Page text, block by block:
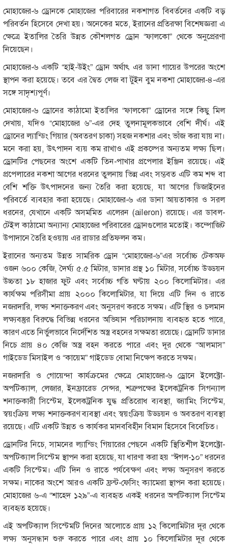
মোহাজের-৬ ড্রোনকে মোহাজের পরিবারের নকশাগত বিবর্তনের একটি বড়
পরিবর্তন হিসেবে দেখা হয়। অনেকের মতে, ইরানের প্রতিরক্ষা বিশেষজ্ঞরা এ
ক্ষেত্রে ইতালির তৈরি উন্নত কৌশলগত ড্রোন “ফালকো” থেকে অনুপ্রেরণা
নিয়েছেন।
মোহাজের-৬ একটি “হাই-উইং” ড্রোন অর্থাৎ এর ডানা গায়ের উপরের অংশে
স্থাপন করা হয়েছে। তবে এর দ্বৈত লেজ বা টুইন বুম নকশা মোহাজের-৪-এর
সঙ্গে সাদৃশ্যপূর্ণ।
মোহাজের-৬ ড্রোনের কাঠামো ইতালির “ফালকো” ড্রোনের সঙ্গে কিছু মিল
দেখায়, যদিও “মোহাজের ৬”-এর দেহ তুলনামূলকভাবে বেশি দীর্ঘ। এই
ড্রোনের ল্যান্ডিং গিয়ার (অবতরণ চাকা) সহজ নকশার এবং ভাঁজ করা যায় না।
মনে করা হয়, উৎপাদন ব্যয় কম রাখাও এই প্রকল্পের অন্যতম লক্ষ্য ছিল।
ড্রোনটির পেছনের অংশে একটি তিন-পাখার প্রপেলার ইঞ্জিন রয়েছে। এই
প্রপেলারের নকশা আগের ধরনের তুলনায় ভিন্ন এবং সম্ভবত এটি কম শব্দ বা
বেশি শক্তি উৎপাদনের জন্য তৈরি করা হয়েছে, যা আগের ডিজাইনের
পরিবর্তে ব্যবহার করা হয়েছে। মোহাজের-৬ এর ডানা আয়তাকার ও সরল
ধরনের, যেখানে একটি অসমমিত এলেরন (aileron) রয়েছে। এর ডাবল-
টেইল কাঠামো অন্যান্য মোহাজের পরিবারের ড্রোনগুলোর মতোই। কম্পোজিট
উপাদানে তৈরি হওয়ায় এর রাডার প্রতিফলন কম।
ইরানের অন্যতম উন্নত সামরিক ড্রোন “মোহাজের-৬”এর সর্বোচ্চ টেকঅফ
ওজন ৬০০ কেজি, দৈর্ঘ্য ৫.৫ মিটার, ডানার প্রস্থ ১০ মিটার, সর্বোচ্চ উড্ডয়ন
উচ্চতা ১৮ হাজার ফুট এবং সর্বোচ্চ গতি ঘণ্টায় ২০০ কিলোমিটার। এর
কার্যক্ষম পরিসীমা প্রায় ২০০০ কিলোমিটার, যা দিয়ে এটি দিন ও রাতে
নজরদারি, লক্ষ্য শনাক্তকরণ এবং অনুসরণ করতে সক্ষম। এটি স্থির ও চলমান
লক্ষ্যবস্তুর বিরুদ্ধে বিভিন্ন ধরনের অভিযান পরিচালনায় ব্যবহৃত হতে পারে,
কারণ এতে নির্ভুলভাবে নির্দেশিত অস্ত্র বহনের সক্ষমতা রয়েছে। ড্রোনটি ডানার
নিচে প্রায় ৪০ কেজি অস্ত্র বহন করতে পারে এবং দূর থেকে “আলমাস”
গাইডেড মিসাইল ও “কায়েম” গাইডেড বোমা নিক্ষেপ করতে সক্ষম।
নজরদারি ও গোয়েন্দা কার্যক্রমের ক্ষেত্রে মোহাজের-৬ ড্রোনে ইলেক্ট্রো-
অপটিক্যাল, লেজার, ইনফ্রারেড সেন্সর, শত্রুপক্ষের ইলেকট্রনিক সিগন্যাল
শনাক্তকারী সিস্টেম, ইলেকট্রনিক যুদ্ধ প্রতিরোধ ব্যবস্থা, জ্যামিং সিস্টেম,
স্বয়ংক্রিয় লক্ষ্য শনাক্তকরণ ব্যবস্থা এবং স্বয়ংক্রিয় উড্ডয়ন ও অবতরণ ব্যবস্থা
রয়েছে। এটি একটি উন্নত ও কার্যকর মানববিহীন বিমান হিসেবে বিবেচিত।
ড্রোনটির নিচে, সামনের ল্যান্ডিং গিয়ারের পেছনে একটি স্থিতিশীল ইলেক্ট্রো-
অপটিক্যাল সিস্টেম স্থাপন করা হয়েছে, যা ধারণা করা হয় “ঈগল-১০” ধরনের
একটি সিস্টেম। এটি দিন ও রাতে পর্যবেক্ষণ এবং লক্ষ্য অনুসরণ করতে
সক্ষম। নাকের অংশে আরও একটি ফ্রন্ট-ফেসিং ক্যামেরা স্থাপন করা হয়েছে।
মোহাজের ৬-এ “শাহেদ ১২৯”-এ ব্যবহৃত একই ধরনের অপটিক্যাল সিস্টেম
ব্যবহৃত হয়েছে।
এই অপটিক্যাল সিস্টেমটি দিনের আলোতে প্রায় ১২ কিলোমিটার দূর থেকে
লক্ষ্য অনুসন্ধান শুরু করতে পারে এবং প্রায় ১০ কিলোমিটার দূর থেকে